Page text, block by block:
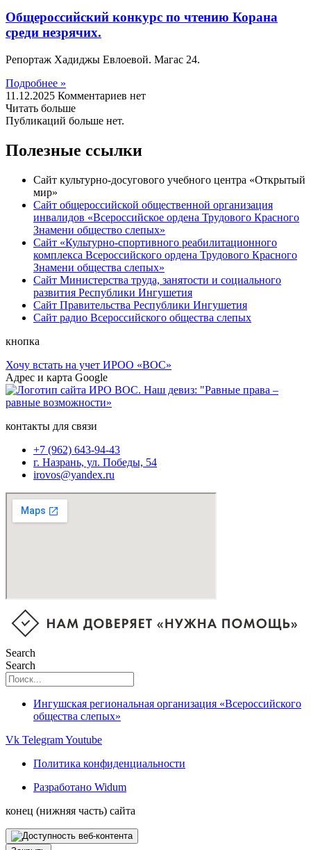
Общероссийский конкурс по чтению Корана
среди незрячих.
Репортаж Хадиджы Евлоевой. Магас 24.
Подробнее »
11.12.2025 Комментариев нет
Читать больше
Публикаций больше нет.
Полезные ссылки
Сайт культурно-досугового учебного центра «Открытый
мир»
Сайт общероссийской общественной организация
инвалидов «Всероссийское ордена Трудового Красного
Знамени общество слепых»
Сайт «Культурно-спортивного реабилитационного
комплекса Всероссийского ордена Трудового Красного
Знамени общества слепых»
Сайт Министерства труда, занятости и социального
развития Республики Ингушетия
Сайт Правительства Республики Ингушетия
Сайт радио Всероссийского общества слепых
кнопка
Хочу встать на учет ИРОО «ВОС»
Адрес и карта Google
контакты для связи
+7 (962) 643-94-43
г. Назрань, ул. Победы, 54
irovos@yandex.ru
Search
Search
Ингушская региональная организация «Всероссийского
общества слепых»
Vk TelegramYoutube
Политика конфиденциальности
Разработано Widum
конец (нижняя часть) сайта